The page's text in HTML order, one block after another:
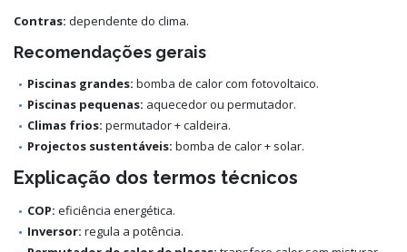
Contras: dependente do clima.
Recomendações gerais
Piscinas grandes: bomba de calor com fotovoltaico.
Piscinas pequenas: aquecedor ou permutador.
Climas frios: permutador + caldeira.
Projectos sustentáveis: bomba de calor + solar.
Explicação dos termos técnicos
COP: eficiência energética.
Inversor: regula a potência.